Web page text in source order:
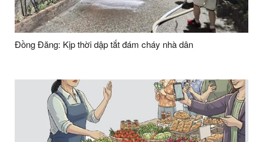
Đồng Đăng: Kịp thời dập tắt đám cháy nhà dân